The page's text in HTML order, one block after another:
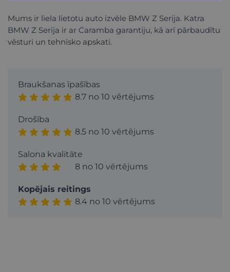
Mums ir liela lietotu auto izvēle BMW Z Serija. Katra
BMW Z Serija ir ar Caramba garantiju, kā arī pārbaudītu
vēsturi un tehnisko apskati.
Braukšanas īpašības
8.7 no 10 vērtējums
Drošība
8.5 no 10 vērtējums
Salona kvalitāte
8 no 10 vērtējums
Kopējais reitings
8.4 no 10 vērtējums